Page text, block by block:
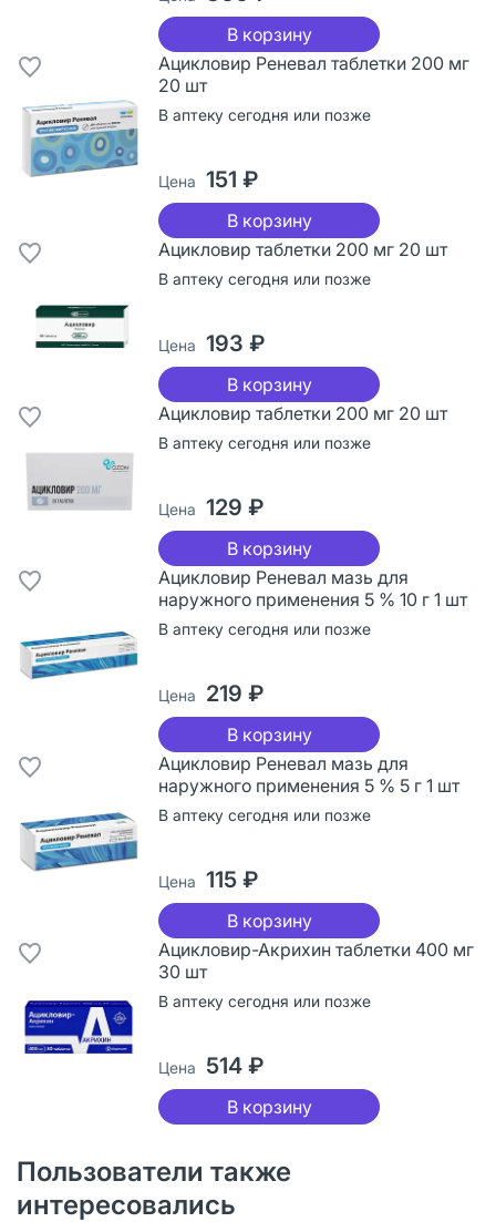
В корзину
Ацикловир Реневал таблетки 200 мг
20 шт
В аптеку сегодня или позже
Цена 151 ₽
В корзину
Ацикловир таблетки 200 мг 20 шт
В аптеку сегодня или позже
Цена 193 ₽
В корзину
Ацикловир таблетки 200 мг 20 шт
В аптеку сегодня или позже
Цена 129 ₽
В корзину
Ацикловир Реневал мазь для
наружного применения 5 % 10 г 1 шт
В аптеку сегодня или позже
Цена 219 ₽
В корзину
Ацикловир Реневал мазь для
наружного применения 5 % 5 г 1 шт
В аптеку сегодня или позже
Цена 115 ₽
В корзину
Ацикловир-Акрихин таблетки 400 мг
30 шт
В аптеку сегодня или позже
Цена 514 ₽
В корзину
Пользователи также
интересовались